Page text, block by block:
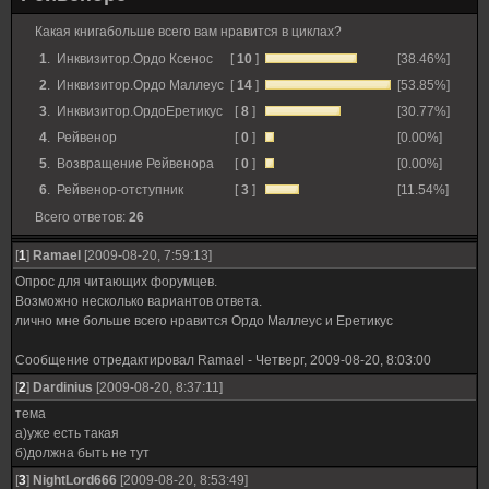
Какая книгабольше всего вам нравится в циклах?
1. Инквизитор.Ордо Ксенос [ 10 ]
[38.46%]
2. Инквизитор.Ордо Маллеус [ 14 ]
[53.85%]
3. Инквизитор.ОрдоЕретикус [ 8]
[30.77%]
4. Рейвенор [ 0 ]
[0.00%]
5. Возвращение Рейвенора [ 0 ]
[0.00%]
6. Рейвенор-отступник [ 3 ]
[11.54%]
Всего ответов: 26
[1] Ramael [2009-08-20, 7:59:13]
Опрос для читающих форумцев.
Возможно несколько вариантов ответа.
лично мне больше всего нравится Ордо Маллеус и Еретикус
Сообщение отредактировал Ramael - Четверг, 2009-08-20, 8:03:00
[2] Dardinius [2009-08-20, 8:37:11]
тема
а)уже есть такая
б)должна быть не тут
[3] NightLord666 [2009-08-20, 8:53:49]